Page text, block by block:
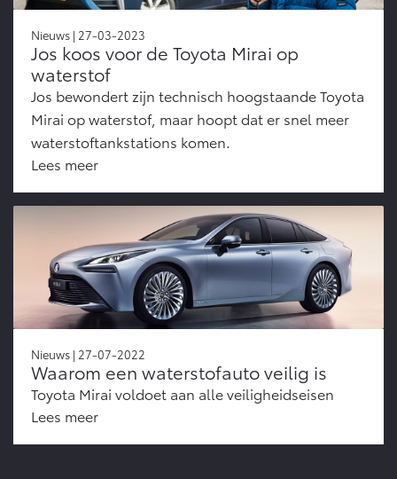
Nieuws | 27-03-2023
Jos koos voor de Toyota Mirai op
waterstof
Jos bewondert zijn technisch hoogstaande Toyota
Mirai op waterstof, maar hoopt dat er snel meer
waterstoftankstations komen.
Lees meer
Nieuws | 27-07-2022
Waarom een waterstofauto veilig is
Toyota Mirai voldoet aan alle veiligheidseisen
Lees meer